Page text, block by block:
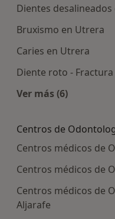
Dientes
Bruxismo en Utrera
Caries en Utrera
Diente roto -
Ver más (6)
Centros de
Centros médicos de
Centros médicos de
Centros médicos de
Aljarafe